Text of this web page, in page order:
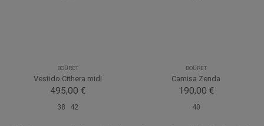
BOÜRET
Vestido Cithera midi
495,00 €
38 42
BOÜRET
Camisa Zenda
190,00 €
40